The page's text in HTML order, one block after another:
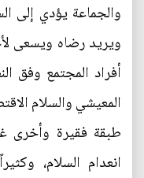
والجماعة يؤدي إلى
ويريد رضاه ويسعى
أفراد المجتمع وفق
المعيشي والسلام
طبقة فقيرة وأخرى
انعدام السلام،